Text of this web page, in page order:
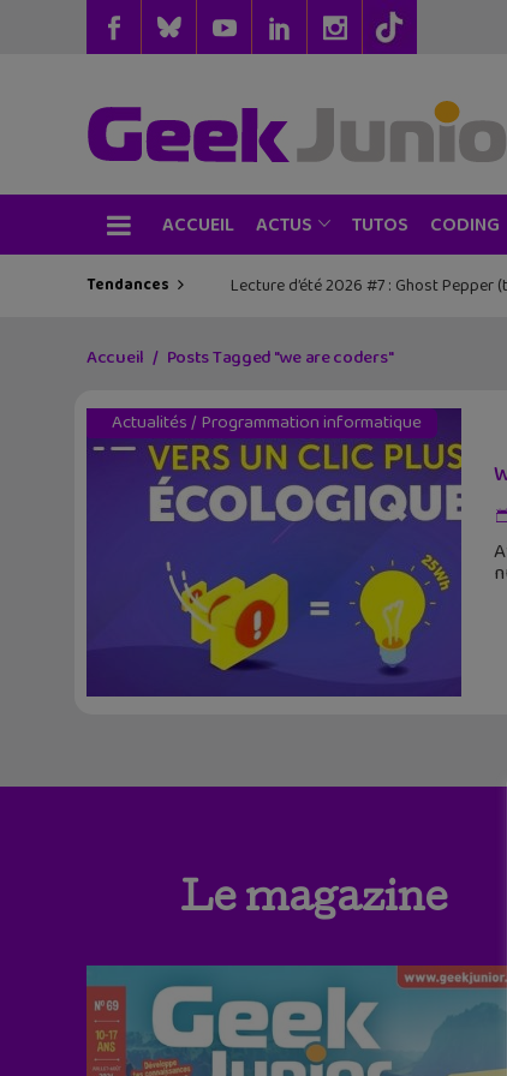
ACCUEIL ACTUS TUTOS CODING
Tendances Lecture d’été 2026 #7 : Ghost
Accueil Posts Tagged "we are coders"
Actualités/ Programmation informatique
Le magazine